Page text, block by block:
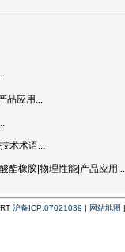
品应用...
术术语...
酯橡胶|物理性能|产品应用...
沪备ICP:07021039 | 网站地图 |